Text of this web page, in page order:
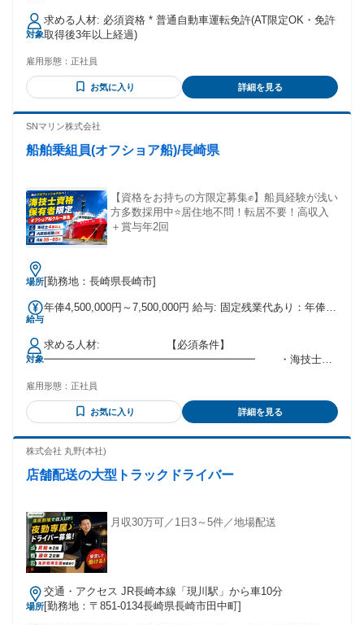
対象
求める人材: 必須資格 * 普通自動車運転免許(AT限定OK・免許
取得後3年以上経過)
雇用形態： 正社員
お気に入り 詳細を見る
SNマリン株式会社
船舶乗組員(オフショア船)/長崎県
【資格をお持ちの方限定募集✊】船員経験が浅い
方多数採用中⭐居住地不問！転居不要！高収入
＋賞与年2回
場所[勤務地：長崎県長崎市]
給与
年俸4,500,000円～7,500,000円 給与: 固定残業代あり：年俸
￥90,000〜￥150,000（62時間相当分）を含む。62時間を超え
る残業代は追加で支給する。 ■月収：35万円～65万円 ※乗船
務：8ヶ月 休暇：合計4ヶ月 └乗船中の休暇：1ヶ月
加入 安定した環境で長く働けます！
対象
求める人材: 【必須条件】
━━━━━━━━━━━━━━━━━━━━ ・海技士
━━━━━━━━━━━━━━━━━━━━ ✅資格があれば
歴が浅くてもOK！ ✅内航船（貨物船等別業務）からの転職
物足りなさを感じている ・DPSや特殊船に興味がある ・若い
い ………………………………………………… 航海士・船舶職
雇用形態： 正社員
お気に入り 詳細を見る
株式会社 丸野(本社)
店舗配送の大型トラックドライバー
月収30万可／1日3～5件／地場配送
場所
交通・アクセス JR長崎本線「現川駅」から車10分
[勤務地：〒851-0134長崎県長崎市田中町]